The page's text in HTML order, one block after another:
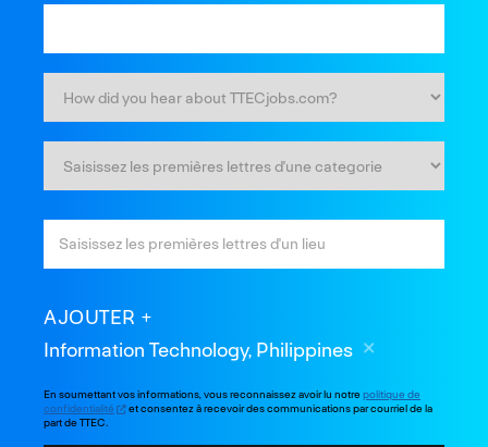
AJOUTER
Information Technology, Philippines
En soumettant vos informations, vous reconnaissez avoir lu notrepolitique de
confidentialité
et consentez à recevoir des communications par courriel de la
part de TTEC.